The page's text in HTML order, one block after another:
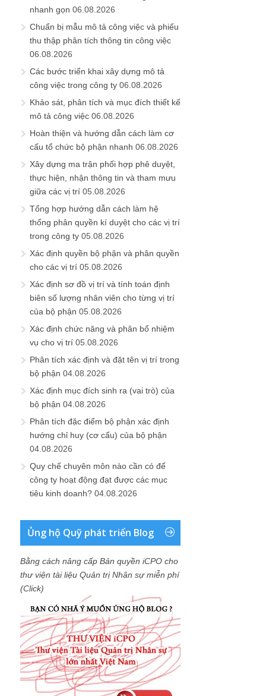
nhanh gọn 06.08.2026
Chuẩn bị mẫu mô tả công việc và phiếu
thu thập phân tích thông tin công việc
06.08.2026
Các bước triển khai xây dựng mô tả
công việc trong công ty 06.08.2026
Khảo sát, phân tích và mục đích thiết kế
mô tả công việc 06.08.2026
Hoàn thiện và hướng dẫn cách làm cơ
cấu tổ chức bộ phận nhanh 06.08.2026
Xây dựng ma trận phối hợp phê duyệt,
thực hiện, nhận thông tin và tham mưu
giữa các vị trí 05.08.2026
Tổng hợp hướng dẫn cách làm hệ
thống phân quyền kí duyệt cho các vị trí
trong công ty 05.08.2026
Xác định quyền bộ phận và phân quyền
cho các vị trí 05.08.2026
Xác định sơ đồ vị trí và tính toán định
biên số lượng nhân viên cho từng vị trí
của bộ phận 05.08.2026
Xác định chức năng và phân bổ nhiệm
vụ cho vị trí 05.08.2026
Phân tích xác định và đặt tên vị trí trong
bộ phận 04.08.2026
Xác định mục đích sinh ra (vai trò) của
bộ phận 04.08.2026
Phân tích đặc điểm bộ phận xác định
hướng chỉ huy (cơ cấu) của bộ phận
04.08.2026
Quy chế chuyên môn nào cần có để
công ty hoạt động đạt được các mục
tiêu kinh doanh? 04.08.2026
Ủng hộ Quỹ phát triển Blog
Bằng cách nâng cấp Bản quyền iCPO cho
thư viện tài liệu Quản trị Nhân sự miễn phí
(Click)